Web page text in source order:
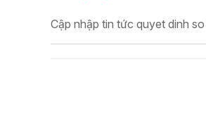
Cập nhập tin tức quyet dinh